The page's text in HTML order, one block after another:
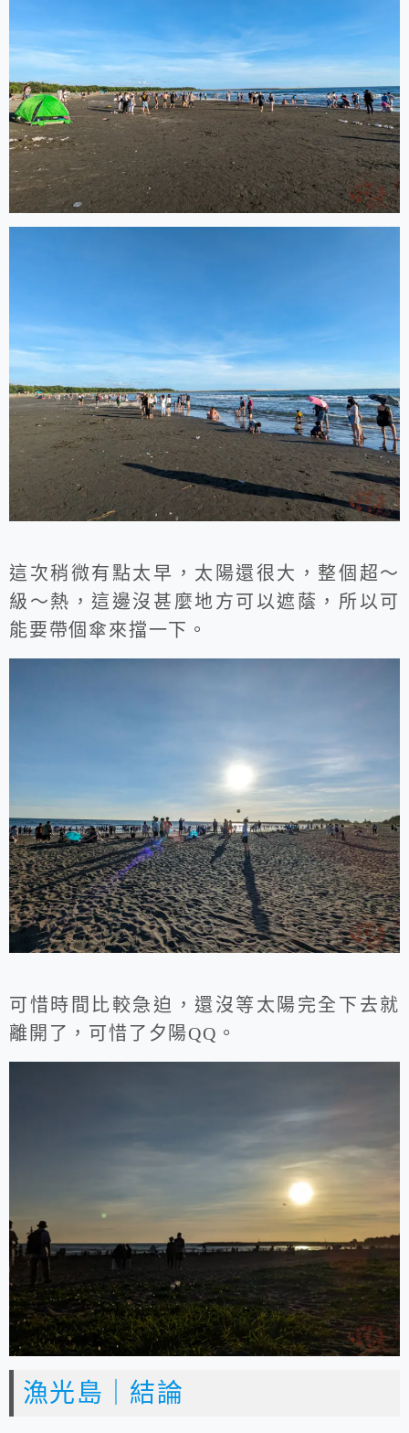
這次稍微有點太早，太陽還很大，整個超～
級～熱，這邊沒甚麼地方可以遮蔭，所以可
能要帶個傘來擋一下。
可惜時間比較急迫，還沒等太陽完全下去就
離開了，可惜了夕陽QQ。
漁光島｜結論